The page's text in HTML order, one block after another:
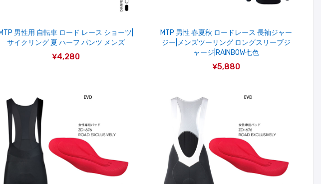
MTP 男性用 自転車 ロード レース ショーツ|
サイクリング 夏 ハーフ パンツ メンズ
¥4,280
MTP 男性 春夏秋 ロードレース 長袖ジャー
ジー|メンズツーリング ロングスリーブジ
ャージ|RAINBOW七色
¥5,880